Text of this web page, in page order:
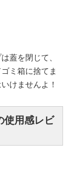
蓋を閉じて、
ミ箱に捨てま
けませんよ！
使用感レビ